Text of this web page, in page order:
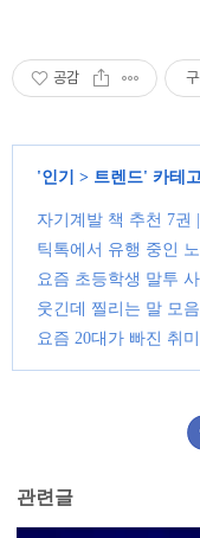
공감
'인기 > 트렌드' 카테
자기계발 책 추천 7권
정리
(0)
틱톡에서 유행 중인
음원 리스트
(0)
요즘 초등학생 말투
조어 정리
(0)
웃긴데 찔리는 말 모
는 대사
(4)
요즘 20대가 빠진 취
관련글